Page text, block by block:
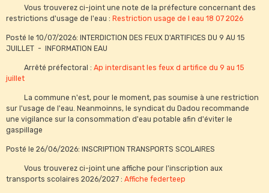
Vous trouverez ci-joint une note de la préfecture concernant des
restrictions d'usage de l'eau : Restriction usage de l eau 18 07 2026
Posté le 10/07/2026: INTERDICTION DES FEUX D'ARTIFICES DU 9 AU 15
JUILLET - INFORMATION EAU
Arrêté préfectoral : Ap interdisant les feux d artifice du 9 au 15
juillet
La commune n'est, pour le moment, pas soumise à une restriction
sur l'usage de l'eau. Neanmoinns, le syndicat du Dadou recommande
une vigilance sur la consommation d'eau potable afin d'éviter le
gaspillage
Posté le 26/06/2026: INSCRIPTION TRANSPORTS SCOLAIRES
Vous trouverez ci-joint une affiche pour l'inscription aux
transports scolaires 2026/2027 : Affiche federteep